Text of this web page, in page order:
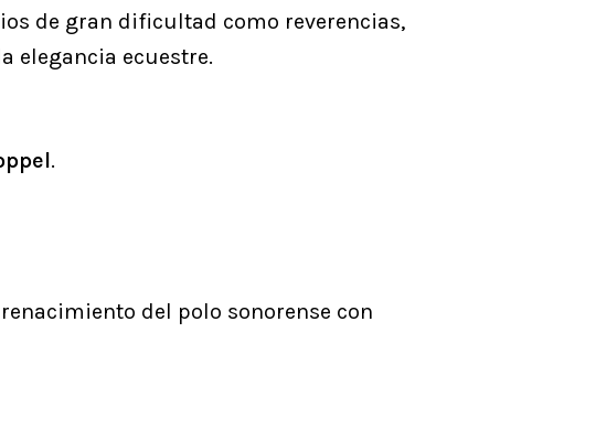
de gran dificultad como reverencias,
elegancia ecuestre.
.
del polo sonorense con